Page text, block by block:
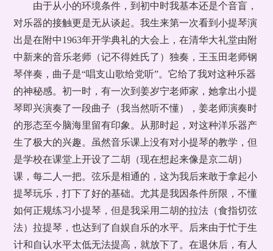
由于从小的环境条件，到初中时我基本还是个音盲，
对乐器的接触更是无从谈起。我生来第一次看到小提琴演
出是在附中1963年开学典礼的大会上，在清华大礼堂由附
中新来的音乐老师（记不得姓氏了）独奏，王玉田老师钢
琴伴奏，曲子是“唱支山歌给党听”。它给了我对这种乐器
的神秘感。初一时，有一次到姜岁宁老师家，她拿出小提
琴即兴演奏了一段曲子（我当然听不懂），姜老师演奏时
的形态至今脑海里留有印象。从那时起，对这种洋乐器产
生了极大的兴趣。虽然音乐课上没有对小提琴的教学，但
是学校在课堂上开设了二胡（现在想起来像是京二胡）
课，每二人一把。弦乐是相通的，这为我后来敢于拿起小
提琴玩乐，打下了好的基础。尤其是我因条件所限，不懂
如何正规练习小提琴，但是我采用二胡的拉法（食指切弦
法）拉提琴，也达到了自娱自乐的水平。后来由于忙于生
计和自认水平太低无法提高，就放下了。在退休后，有人